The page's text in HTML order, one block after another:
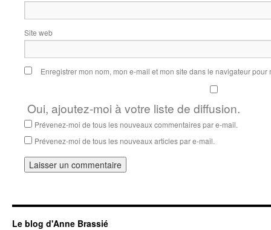
Site web
Enregistrer mon nom, mon e-mail et mon site dans le navigateur
Oui, ajoutez-moi à votre liste de diffusion.
Prévenez-moi de tous les nouveaux commentaires par e-mail.
Prévenez-moi de tous les nouveaux articles par e-mail.
Le blog d'Anne Brassié